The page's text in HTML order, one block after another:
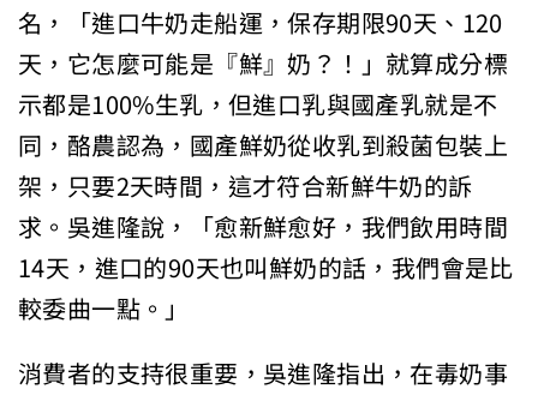
名，「進口牛奶走船運，保存期限90天、120
天，它怎麼可能是『鮮』奶？！」就算成分標
示都是100%生乳，但進口乳與國產乳就是不
同，酪農認為，國產鮮奶從收乳到殺菌包裝上
架，只要2天時間，這才符合新鮮牛奶的訴
求。吳進隆說，「愈新鮮愈好，我們飲用時間
14天，進口的90天也叫鮮奶的話，我們會是比
較委曲一點。」
消費者的支持很重要，吳進隆指出，在毒奶事